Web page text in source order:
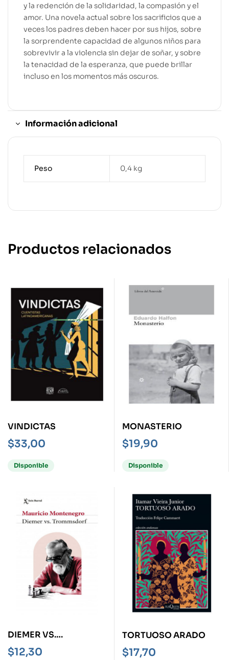
y la redención de la solidaridad, la compasión y el
amor. Una novela actual sobre los sacrificios que a
veces los padres deben hacer por sus hijos, sobre
la sorprendente capacidad de algunos niños para
sobrevivir a la violencia sin dejar de soñar, y sobre
la tenacidad de la esperanza, que puede brillar
incluso en los momentos más oscuros.
Información adicional
Peso 0,4 kg
Productos relacionados
VINDICTAS
$33,00
Disponible
MONASTERIO
$19,90
Disponible
DIEMER VS.
TROMMSDORF
$12,30
TORTUOSO ARADO
$17,70